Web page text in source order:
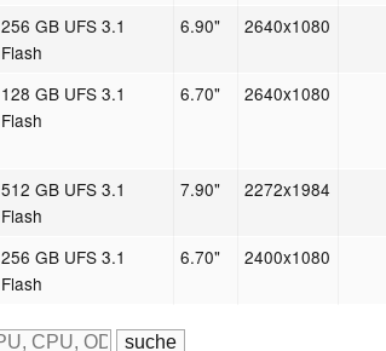
256 GB UFS 3.1
Flash
6.90" 2640x1080
128 GB UFS 3.1
Flash
6.70" 2640x1080
512 GB UFS 3.1
Flash
7.90" 2272x1984
256 GB UFS 3.1
Flash
6.70" 2400x1080